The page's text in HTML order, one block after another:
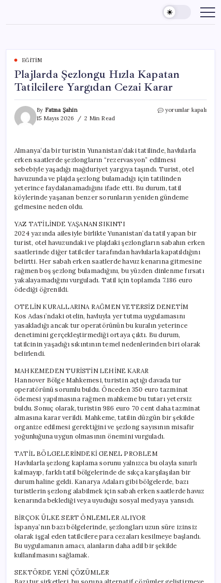
content
EĞITIM
Plajlarda Şezlongu Hızla Kapatan
Tatilcilere Yargıdan Cezai Karar
By Fatma Şahin
15 Mayıs 2026
2 Min Read
Plajlarda
Yargıdan
Cezai
Karar
için
yorumlar kapalı
Almanya’da bir turistin Yunanistan’daki tatilinde, havlularla
erken saatlerde şezlongların “rezervasyon” edilmesi
sebebiyle yaşadığı mağduriyet yargıya taşındı. Turist, otel
havuzunda ve plajda şezlong bulamadığı için tatilinden
yeterince faydalanamadığını ifade etti. Bu durum, tatil
köylerinde yaşanan benzer sorunların yeniden gündeme
gelmesine neden oldu.
YAZ TATİLİNDE YAŞANAN SIKINTI
2024 yazında ailesiyle birlikte Yunanistan’da tatil yapan bir
turist, otel havuzundaki ve plajdaki şezlongların sabahın erken
saatlerinde diğer tatilciler tarafından havlularla kapatıldığını
belirtti. Her sabah erken saatlerde havuz kenarına gitmesine
rağmen boş şezlong bulamadığını, bu yüzden dinlenme fırsatı
yakalayamadığını vurguladı. Tatil için toplamda 7.186 euro
ödediği öğrenildi.
OTELİN KURALLARINA RAĞMEN YETERSİZ DENETİM
Kos Adası’ndaki otelin, havluyla yer tutma uygulamasını
yasakladığı ancak tur operatörünün bu kuralın yeterince
denetimini gerçekleştirmediği ortaya çıktı. Bu durum,
tatilcinin yaşadığı sıkıntının temel nedenlerinden biri olarak
belirlendi.
MAHKEMEDEN TURİSTİN LEHİNE KARAR
Hannover Bölge Mahkemesi, turistin açtığı davada tur
operatörünü sorumlu buldu. Önceden 350 euro tazminat
ödemesi yapılmasına rağmen mahkeme bu tutarı yetersiz
buldu. Sonuç olarak, turistin 986 euro 70 cent daha tazminat
almasına karar verildi. Mahkeme, tatilin düzgün bir şekilde
organize edilmesi gerektiğini ve şezlong sayısının misafir
yoğunluğuna uygun olmasının önemini vurguladı.
TATİL BÖLGELERİNDEKİ GENEL PROBLEM
Havlularla şezlong kaplama sorunu yalnızca bu olayla sınırlı
kalmayıp, farklı tatil bölgelerinde de sıkça karşılaşılan bir
durum haline geldi. Kanarya Adaları gibi bölgelerde, bazı
turistlerin şezlong alabilmek için sabah erken saatlerde havuz
kenarında beklediği veya uyuduğu sosyal medyaya yansıdı.
BİRÇOK ÜLKE SERT ÖNLEMLER ALIYOR
İspanya’nın bazı bölgelerinde, şezlongları uzun süre izinsiz
olarak işgal eden tatilcilere para cezaları kesilmeye başlandı.
Bu uygulamanın amacı, alanların daha adil bir şekilde
kullanılmasını sağlamak.
SEKTÖRDE YENİ ÇÖZÜMLER